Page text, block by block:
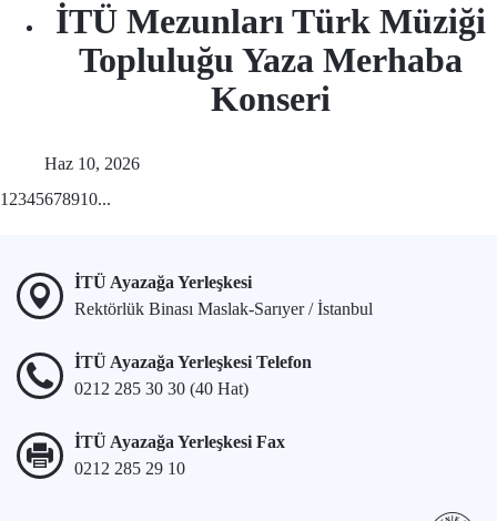
İTÜ Mezunları Türk Müziği
Topluluğu Yaza Merhaba
Konseri
Haz 10, 2026
1 2345678910...
İTÜ Ayazağa Yerleşkesi
Rektörlük Binası Maslak-Sarıyer / İstanbul
İTÜ Ayazağa Yerleşkesi Telefon
0212 285 30 30 (40 Hat)
İTÜ Ayazağa Yerleşkesi Fax
0212 285 29 10